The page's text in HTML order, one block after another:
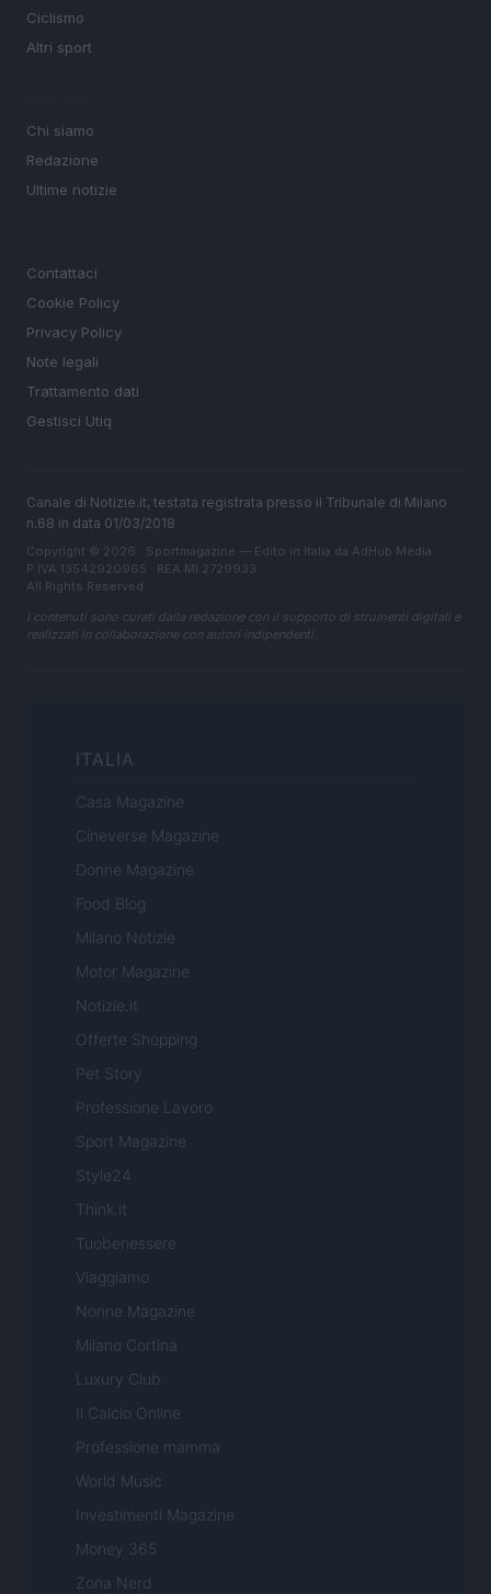
Ciclismo
Altri sport
Chi siamo
Redazione
Ultime notizie
Contattaci
Cookie Policy
Privacy Policy
Note legali
Trattamento dati
Gestisci Utiq
Canale di Notizie.it, testata registrata presso il Tribunale di Milano
n.68 in data 01/03/2018
Copyright © 2026 · Sportmagazine — Edito in Italia da AdHub Media
P.IVA 13542920965 · REA MI 2729933
All Rights Reserved
I contenuti sono curati dalla redazione con il supporto di strumenti digitali e
realizzati in collaborazione con autori indipendenti.
ITALIA
Casa Magazine
Cineverse Magazine
Donne Magazine
Food Blog
Milano Notizie
Motor Magazine
Notizie.it
Offerte Shopping
Pet Story
Professione Lavoro
Sport Magazine
Style24
Think.it
Tuobenessere
Viaggiamo
Nonne Magazine
Milano Cortina
Luxury Club
Il Calcio Online
Professione mamma
World Music
Investimenti Magazine
Money 365
Zona Nerd